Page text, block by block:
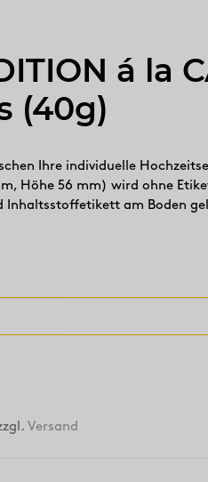
á la
(40g)
Ihre individuelle
Höhe 56 mm) wird ohne
Inhaltsstoffetikett am Boden
Versand